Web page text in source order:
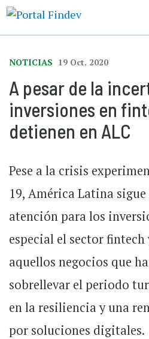
NOTICIAS 19 Oct. 2020
A pesar de la
inversiones en
detienen en ALC
Pese a la crisis
19, América Latina
atención para los
especial el sector fintech
aquellos negocios que
sobrellevar el periodo
en la resiliencia y una
por soluciones digitales.